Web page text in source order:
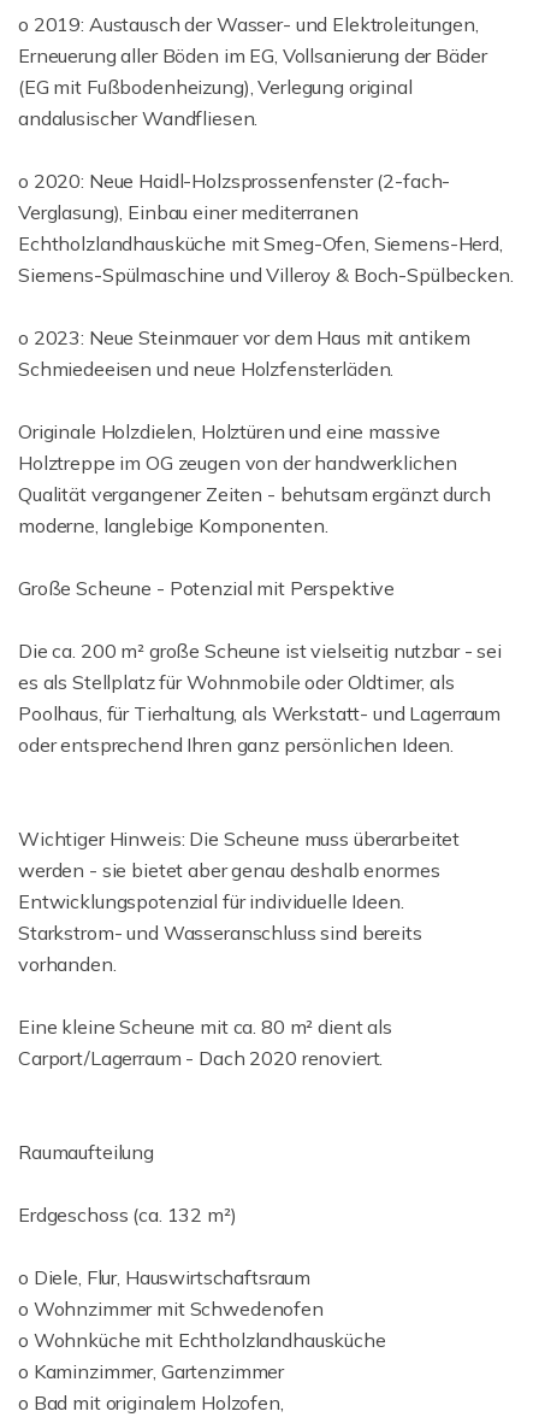
o 2019: Austausch der Wasser- und Elektroleitungen,
Erneuerung aller Böden im EG, Vollsanierung der Bäder
(EG mit Fußbodenheizung), Verlegung original
andalusischer Wandfliesen.
o 2020: Neue Haidl-Holzsprossenfenster (2-fach-
Verglasung), Einbau einer mediterranen
Echtholzlandhausküche mit Smeg-Ofen, Siemens-Herd,
Siemens-Spülmaschine und Villeroy & Boch-Spülbecken.
o 2023: Neue Steinmauer vor dem Haus mit antikem
Schmiedeeisen und neue Holzfensterläden.
Originale Holzdielen, Holztüren und eine massive
Holztreppe im OG zeugen von der handwerklichen
Qualität vergangener Zeiten - behutsam ergänzt durch
moderne, langlebige Komponenten.
Große Scheune - Potenzial mit Perspektive
Die ca. 200 m² große Scheune ist vielseitig nutzbar - sei
es als Stellplatz für Wohnmobile oder Oldtimer, als
Poolhaus, für Tierhaltung, als Werkstatt- und Lagerraum
oder entsprechend Ihren ganz persönlichen Ideen.
Wichtiger Hinweis: Die Scheune muss überarbeitet
werden - sie bietet aber genau deshalb enormes
Entwicklungspotenzial für individuelle Ideen.
Starkstrom- und Wasseranschluss sind bereits
vorhanden.
Eine kleine Scheune mit ca. 80 m² dient als
Carport/Lagerraum - Dach 2020 renoviert.
Raumaufteilung
Erdgeschoss (ca. 132 m²)
o Diele, Flur, Hauswirtschaftsraum
o Wohnzimmer mit Schwedenofen
o Wohnküche mit Echtholzlandhausküche
o Kaminzimmer, Gartenzimmer
o Bad mit originalem Holzofen,